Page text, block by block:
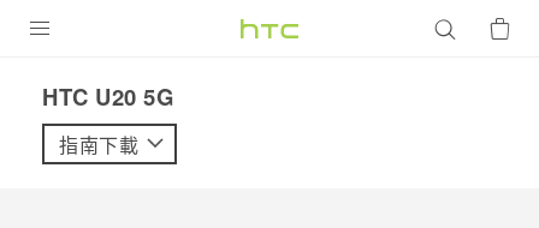
VIVE
‎HTC U20 5G‎
指南下載